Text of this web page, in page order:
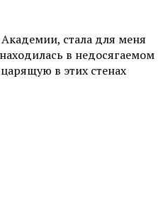
стала для меня
в недосягаемом
в этих стенах